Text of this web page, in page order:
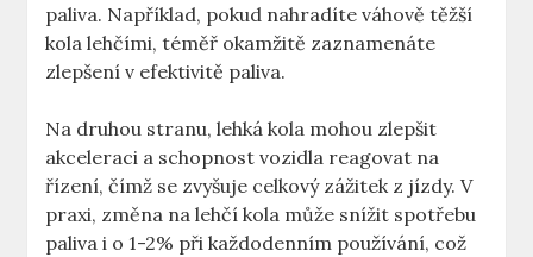
paliva. Například, pokud nahradíte váhově těžší
kola lehčími, téměř okamžitě zaznamenáte
zlepšení v efektivitě paliva.
Na druhou stranu, lehká kola mohou zlepšit
akceleraci a schopnost vozidla reagovat na
řízení, čímž se zvyšuje celkový zážitek z jízdy. V
praxi, změna na lehčí kola může snížit spotřebu
paliva i o 1-2% při každodenním používání, což